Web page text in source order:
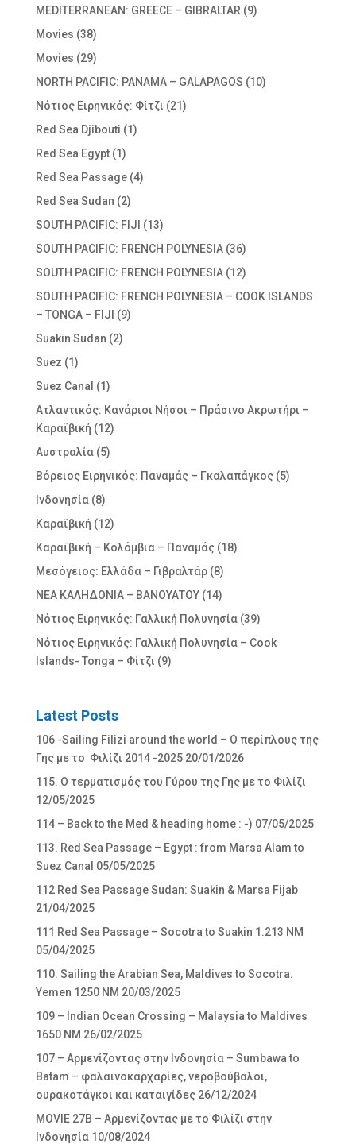
MEDITERRANEAN: GREECE – GIBRALTAR (9)
Movies (38)
Movies (29)
NORTH PACIFIC: PANAMA – GALAPAGOS (10)
Nότιος Ειρηνικός: Φίτζι (21)
Red Sea Djibouti (1)
Red Sea Egypt(1)
Red Sea Passage(4)
Red Sea Sudan (2)
SOUTH PACIFIC: FIJI (13)
SOUTH PACIFIC: FRENCH POLYNESIA(36)
SOUTH PACIFIC: FRENCH POLYNESIA(12)
SOUTH PACIFIC: FRENCH POLYNESIA – COOK ISLANDS
– TONGA – FIJI (9)
Suakin Sudan (2)
Suez (1)
Suez Canal (1)
Ατλαντικός: Κανάριοι Νήσοι – Πράσινο Ακρωτήρι –
Καραϊβική (12)
Αυστραλία(5)
Βόρειος Ειρηνικός: Παναμάς – Γκαλαπάγκος(5)
Ινδονησία(8)
Καραϊβική (12)
Καραϊβική – Κολόμβια – Παναμάς(18)
Μεσόγειος: Ελλάδα – Γιβραλτάρ(8)
ΝΕΑ ΚΑΛΗΔΟΝΙΑ – ΒΑΝΟΥΑΤΟΥ(14)
Νότιος Ειρηνικός: Γαλλική Πολυνησία(39)
Νότιος Ειρηνικός: Γαλλική Πολυνησία – Cook
Islands- Tonga – Φίτζι (9)
Latest Posts
106 -Sailing Filizi around the world – Ο περίπλους της
Γης με το Φιλίζι 2014 -2025 20/01/2026
115. Ο τερματισμός του Γύρου της Γης με το Φιλίζι
12/05/2025
114 – Back to the Med & heading home : -) 07/05/2025
113. Red Sea Passage – Egypt : from Marsa Alam to
Suez Canal 05/05/2025
112 Red Sea Passage Sudan: Suakin & Marsa Fijab
21/04/2025
111 Red Sea Passage – Socotra to Suakin 1.213 NM
05/04/2025
110. Sailing the Arabian Sea, Maldives to Socotra.
Yemen 1250 NM 20/03/2025
109 – Indian Ocean Crossing – Malaysia to Maldives
1650 NM 26/02/2025
107 – Αρμενίζοντας στην Ινδονησία – Sumbawa to
Batam – φαλαινοκαρχαρίες, νεροβούβαλοι,
ουρακοτάγκοι και καταιγίδες 26/12/2024
MOVIE 27Β – Αρμενίζοντας με το Φιλίζι στην
Ινδονησία 10/08/2024